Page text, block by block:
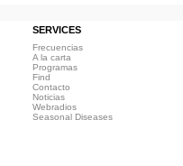
SERVICES
Frecuencias
A la carta
Programas
Find
Contacto
Noticias
Webradios
Seasonal Diseases